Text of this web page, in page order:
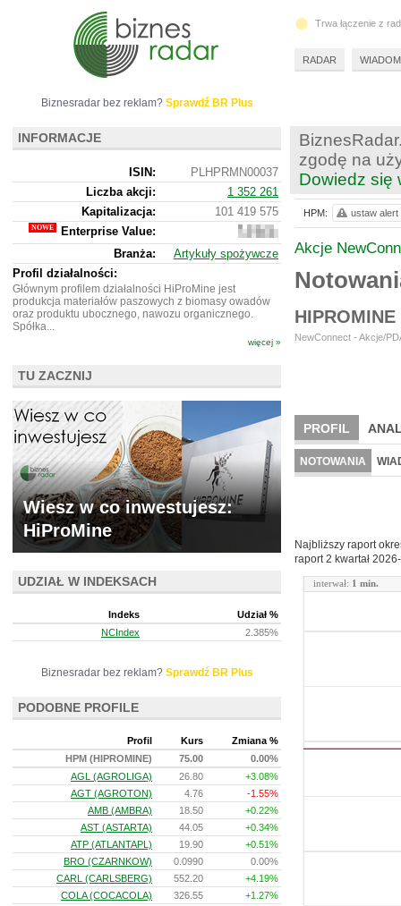
zgodę na
Dowiedz się
Akcje
NewConnect - Akcje/
PROFIL
BR LAB
NOTOWANIA
Najbliższy raport
raport 2 kwartał
interwał: 1 min.
HPM: ustaw alert
Biznesradar bez reklam? Sprawdź BR Plus
INFORMACJE
ISIN:
PLHPRMN00037
Liczba akcji:
1 352 261
Kapitalizacja:
101 419 575
Enterprise Value:
254
436
575
Branża:
Artykuły spożywcze
Profil działalności:
Głównym profilem działalności HiProMine jest
produkcja materiałów paszowych z biomasy owadów
oraz produktu ubocznego, nawozu organicznego.
Spółka...
więcej »
TU ZACZNIJ
Wiesz w co inwestujesz:
HiProMine
UDZIAŁ W INDEKSACH
Indeks
Udział %
NCIndex
2.385%
Biznesradar bez reklam? Sprawdź BR Plus
PODOBNE PROFILE
Profil Kurs
Zmiana %
HPM (HIPROMINE)
75.00
0.00%
AGL (AGROLIGA)
26.80
+3.08%
AGT (AGROTON)
4.76
-1.55%
AMB (AMBRA)
18.50
+0.22%
AST (ASTARTA)
44.05
+0.34%
ATP (ATLANTAPL)
19.90
+0.51%
BRO (CZARNKOW)
0.0990
0.00%
CARL (CARLSBERG)
552.20
+4.19%
COLA (COCACOLA)
326.55
+1.27%
Trwa łączenie z
RADAR